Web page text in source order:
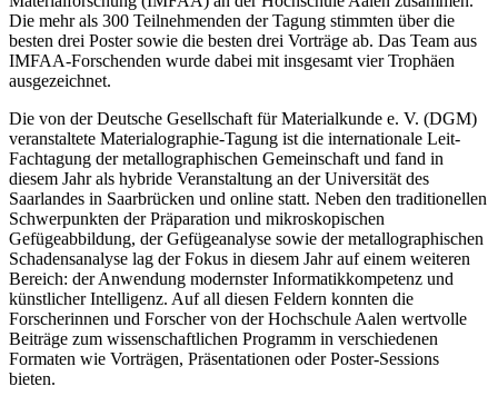
Die mehr als 300 Teilnehmenden der Tagung stimmten über die
besten drei Poster sowie die besten drei Vorträge ab. Das Team aus
IMFAA-Forschenden wurde dabei mit insgesamt vier Trophäen
ausgezeichnet.
Die von der Deutsche Gesellschaft für Materialkunde e. V. (DGM)
veranstaltete Materialographie-Tagung ist die internationale Leit-
Fachtagung der metallographischen Gemeinschaft und fand in
diesem Jahr als hybride Veranstaltung an der Universität des
Saarlandes in Saarbrücken und online statt. Neben den traditionellen
Schwerpunkten der Präparation und mikroskopischen
Gefügeabbildung, der Gefügeanalyse sowie der metallographischen
Schadensanalyse lag der Fokus in diesem Jahr auf einem weiteren
Bereich: der Anwendung modernster Informatikkompetenz und
künstlicher Intelligenz. Auf all diesen Feldern konnten die
Forscherinnen und Forscher von der Hochschule Aalen wertvolle
Beiträge zum wissenschaftlichen Programm in verschiedenen
Formaten wie Vorträgen, Präsentationen oder Poster-Sessions
bieten.